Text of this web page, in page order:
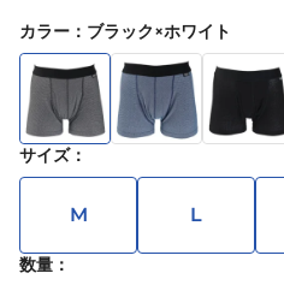
カラー ： ブラック×ホワイト
サイズ：
M L
数量：